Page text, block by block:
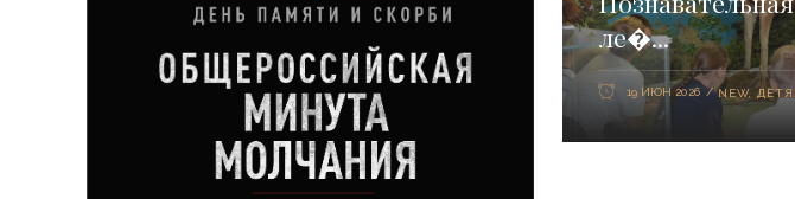
ле�...
19 ИЮН 2026 NEW,